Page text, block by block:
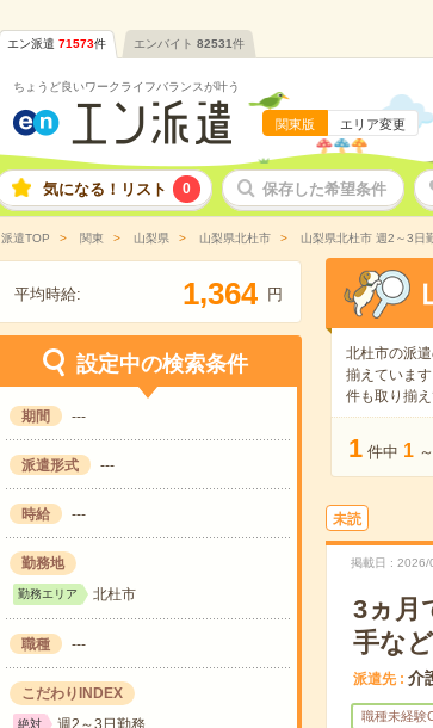
エン派遣 71573件 エンバイト 82531件
ちょうど良いワークライフバランスが叶う
関東版 エリア変更
気になる！リスト 0 保存した希望条件
派遣TOP 関東 山梨県 山梨県北杜市 山梨県北杜市 週2～3日
平均時給: 1,364 円
設定中の検索条件
期間 ---
派遣形式 ---
時給 ---
勤務地
勤務エリア 北杜市
職種 ---
こだわりINDEX
絶対 週2～3日勤務
北杜市の派遣
揃えていま
件も取り揃え
1 件中 1 ～
未読
掲載日 2026/
3ヵ月
手など
派遣先 介
職種未経験